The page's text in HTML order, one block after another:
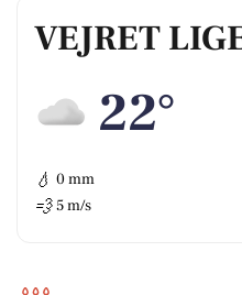
VEJRET
22°
💧 0 mm
💨 5 m/s